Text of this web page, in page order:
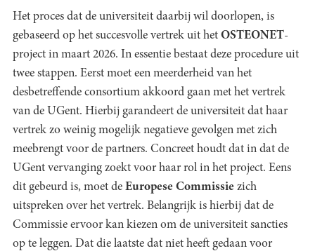
Het proces dat de universiteit daarbij wil doorlopen, is
gebaseerd op het succesvolle vertrek uit het OSTEONET-
project in maart 2026. In essentie bestaat deze procedure uit
twee stappen. Eerst moet een meerderheid van het
desbetreffende consortium akkoord gaan met het vertrek
van de UGent. Hierbij garandeert de universiteit dat haar
vertrek zo weinig mogelijk negatieve gevolgen met zich
meebrengt voor de partners. Concreet houdt dat in dat de
UGent vervanging zoekt voor haar rol in het project. Eens
dit gebeurd is, moet de Europese Commissie zich
uitspreken over het vertrek. Belangrijk is hierbij dat de
Commissie ervoor kan kiezen om de universiteit sancties
op te leggen. Dat die laatste dat niet heeft gedaan voor